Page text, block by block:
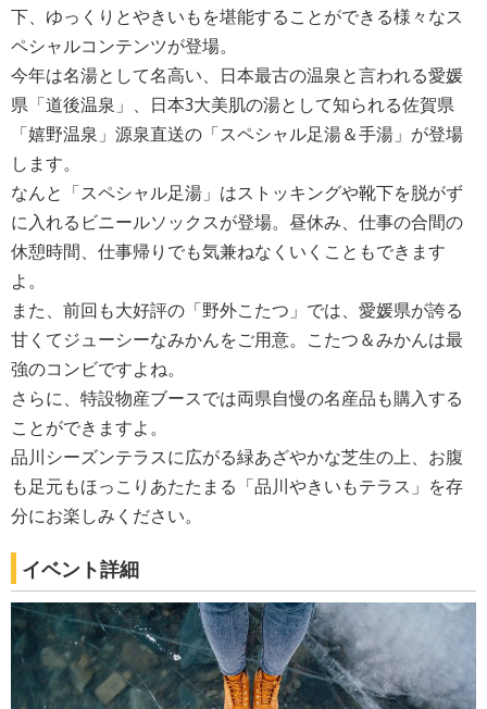
下、ゆっくりとやきいもを堪能することができる様々なス
ペシャルコンテンツが登場。
今年は名湯として名高い、日本最古の温泉と言われる愛媛
県「道後温泉」、日本3大美肌の湯として知られる佐賀県
「嬉野温泉」源泉直送の「スペシャル足湯＆手湯」が登場
します。
なんと「スペシャル足湯」はストッキングや靴下を脱がず
に入れるビニールソックスが登場。昼休み、仕事の合間の
休憩時間、仕事帰りでも気兼ねなくいくこともできます
よ。
また、前回も大好評の「野外こたつ」では、愛媛県が誇る
甘くてジューシーなみかんをご用意。こたつ＆みかんは最
強のコンビですよね。
さらに、特設物産ブースでは両県自慢の名産品も購入する
ことができますよ。
品川シーズンテラスに広がる緑あざやかな芝生の上、お腹
も足元もほっこりあたたまる「品川やきいもテラス」を存
分にお楽しみください。
イベント詳細